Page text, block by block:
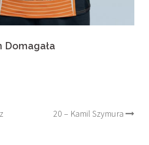
Domagała
20 – Kamil Szymura